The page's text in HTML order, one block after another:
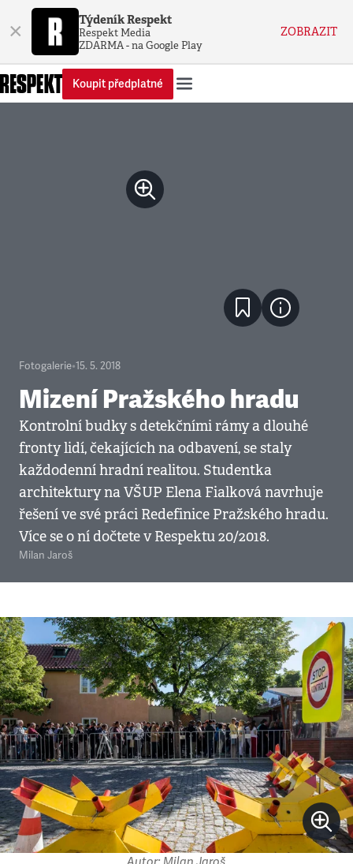
× Týdeník Respekt
Respekt Media
ZDARMA - na Google Play
ZOBRAZIT
Koupit předplatné
Fotogalerie•15. 5. 2018
Mizení Pražského hradu
Kontrolní budky s detekčními rámy a dlouhé
fronty lidí, čekajících na odbavení, se staly
každodenní hradní realitou. Studentka
architektury na VŠUP Elena Fialková navrhuje
řešení ve své práci Redefinice Pražského hradu.
Více se o ní dočtete v Respektu 20/2018.
Milan Jaroš